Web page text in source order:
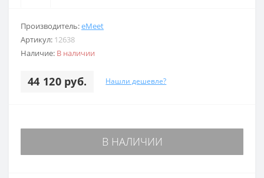
Производитель:eMeet
Артикул: 12638
Наличие: В наличии
44 120 руб. Нашли дешевле?
В НАЛИЧИИ